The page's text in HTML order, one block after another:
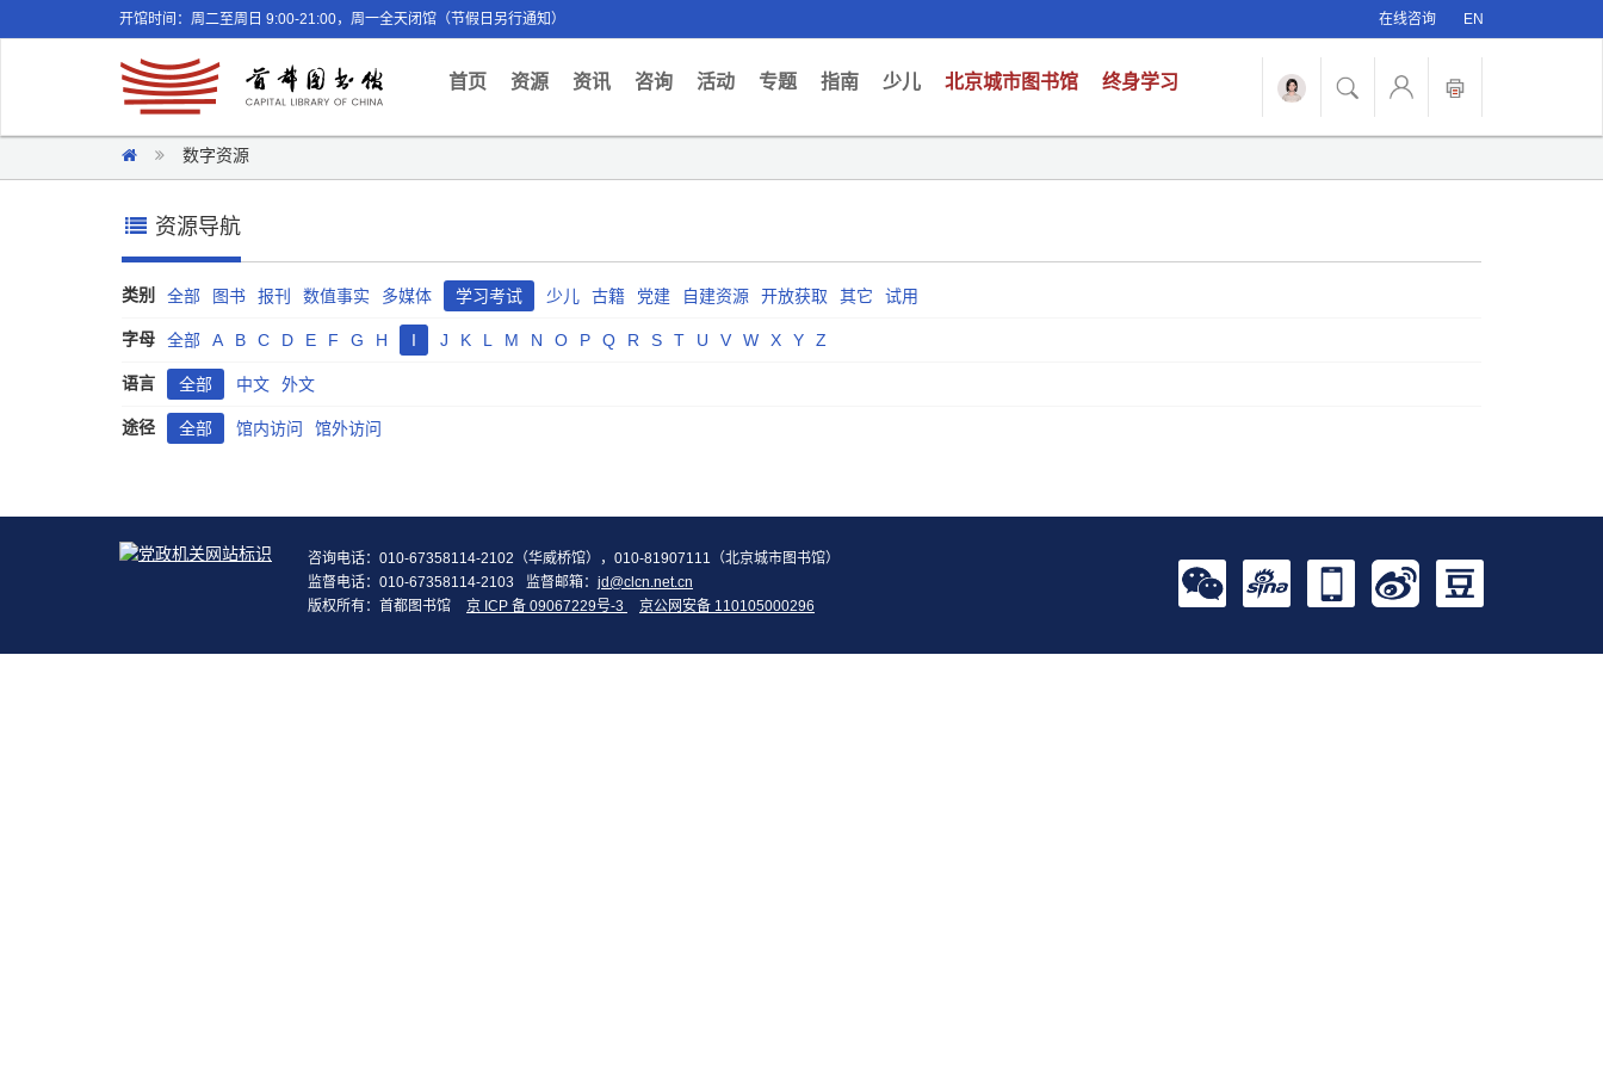
开馆时间：周二至周日 9:00-21:00，周一全天闭馆（节假日另行通知） 在线咨询 EN
首页(current)
资源 资讯 咨询 活动 专题 指南 少儿 北京城市图书馆 终身学习
数字资源
资源导航
类别 全部 图书 报刊 数值事实 多媒体 学习考试 少儿 古籍 党建 自建资源 开放获取 其它 试用
字母 全部 A B C D E F G H I J K L M N O P Q R S T U V W X Y Z
语言 全部 中文 外文
途径 全部 馆内访问 馆外访问
咨询电话：010-67358114-2102（华威桥馆），010-81907111（北京城市图书馆）
监督电话：010-67358114-2103
监督邮箱： jd@clcn.net.cn
版权所有：首都图书馆
京 ICP 备 09067229号-3 京公网安备 110105000296